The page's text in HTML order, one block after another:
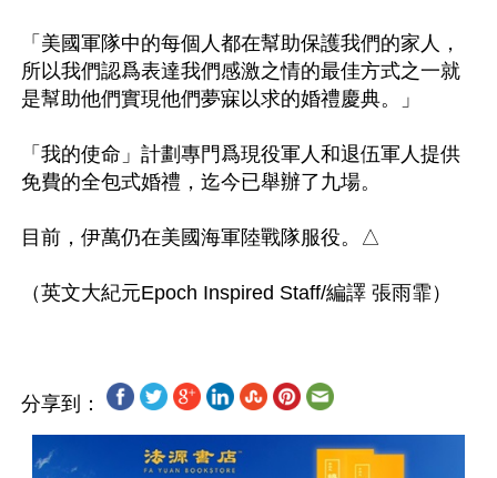
「美國軍隊中的每個人都在幫助保護我們的家人，
所以我們認爲表達我們感激之情的最佳方式之一就
是幫助他們實現他們夢寐以求的婚禮慶典。」
「我的使命」計劃專門爲現役軍人和退伍軍人提供
免費的全包式婚禮，迄今已舉辦了九場。
目前，伊萬仍在美國海軍陸戰隊服役。△
分享到：